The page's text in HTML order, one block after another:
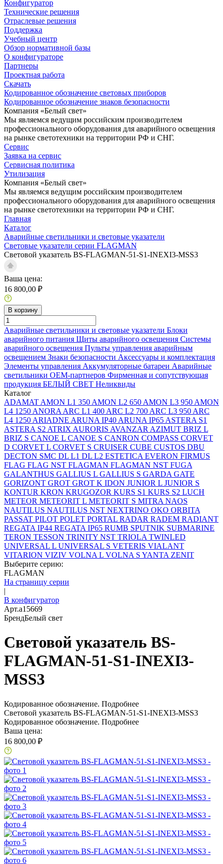
Конфигуратор
Технические решения
Отраслевые решения
Поддержка
Учебный центр
Обзор нормативной базы
О конфигураторе
Партнеры
Проектная работа
Скачать
Кодированное обозначение световых приборов
Кодированное обозначение знаков безопасности
Компания «Белый свет»
Мы являемся ведущим российским производителем
профессионального оборудования для аварийного освещения
на рынке светотехники на территории РФ и СНГ.
Сервис
Заявка на сервис
Сервисная политика
Утилизация
Компания «Белый свет»
Мы являемся ведущим российским производителем
профессионального оборудования для аварийного освещения
на рынке светотехники на территории РФ и СНГ.
Главная
Каталог
Аварийные светильники и световые указатели
Световые указатели серии FLAGMAN
Световой указатель BS-FLAGMAN-51-S1-INEXI3-MSS3
Ваша цена:
16 800,00 ₽
В корзину
Аварийные светильники и световые указатели Блоки
аварийного питания Щиты аварийного освещения Системы
аварийного освещения Пульты управления аварийным
освещением Знаки безопасности Аксессуары и комплектация
Элементы управления Аккумуляторные батареи Аварийные
светильники ОЕМ-партнеров Фирменная и сопутствующая
продукция БЕЛЫЙ СВЕТ Неликвиды
Каталог
ADAMAT AMON L1 350 AMON L2 650 AMON L3 950 AMON
L4 1250 ANORA ARC L1 400 ARC L2 700 ARC L3 950 ARC
L4 1250 ARIADNE ARUNA IP40 ARUNA IP65 ASTERA S1
ASTERA S2 ATRIX AURORIS AVANZAR AZIMUT BRIZ L
BRIZ S CANOE L CANOE S CANRON COMPASS CORVET
D CORVET L CORVET S CRUISER CUBE CUSTOS DBU
DECTON SMC DL L1 DL L2 ESTETICA EVERON FIRMUS
FLAG FLAG NST FLAGMAN FLAGMAN NST FUGA
GALANTHUS GALLIUS L GALLIUS S GARDA GATE
GORIZONT GROT GROT K IDON JUNIOR L JUNIOR S
KONTUR KRON KRUGOZOR KURS S1 KURS S2 LUCH
METEOR METEORIT L METEORIT S MITRA NAOS
NAUTILUS NAUTILUS NST NEXTRINO OKO ORBITA
PASSAT PILOT POLET PORTAL RADAR RADEM RADIANT
REGATA IP44 REGATA IP65 RUMB SPUTNIK SUBMARINE
TERON TESSON TRINITY NST TRIOLA TWINLED
UNIVERSAL L UNIVERSAL S VETERIS VIALANT
VITARION VIZIV VOLNA L VOLNA S YANTA ZENIT
Выберите серию:
FLAGMAN
На страницу серии
|
В конфигуратор
Арт.a15669
БрендБелый свет
Световой указатель BS-
FLAGMAN-51-S1-INEXI3-
MSS3
Кодированное обозначение. Подробнее
Световой указатель BS-FLAGMAN-51-S1-INEXI3-MSS3
Кодированное обозначение. Подробнее
Ваша цена:
16 800,00 ₽